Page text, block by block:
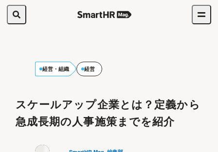
経営・組織 経営
スケールアップ企業とは？定義から
急成長期の人事施策までを紹介